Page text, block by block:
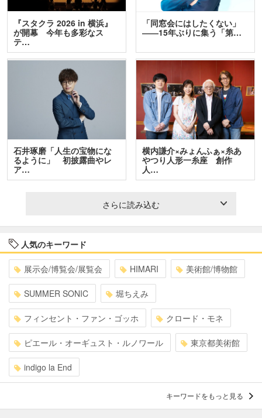
『スタクラ 2026 in 横浜』
が開幕 今年も多彩なス
テ…
「同窓会にはしたくない」
――15年ぶりに集う「第…
石井琢磨「人生の宝物にな
るように」 初披露曲やレ
ア…
横内謙介×みょんふぁ×糸あ
やつり人形一糸座 創作
人…
さらに読み込む
人気のキーワード
展示会/博覧会/展覧会 HIMARI 美術館/博物館
SUMMER SONIC 堀ちえみ
フィンセント・ファン・ゴッホ クロード・モネ
ピエール・オーギュスト・ルノワール 東京都美術館
indigo la End
キーワードをもっと見る